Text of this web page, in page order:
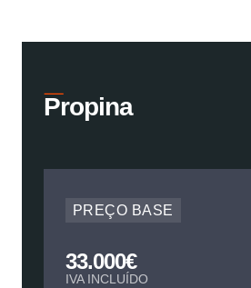
Propina
PREÇO BASE
33.000€
IVA INCLUÍDO